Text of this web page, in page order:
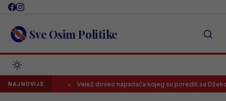
Skip
content Sve Osim Politike
NAJNOVIJE Velež doveo napadača kojeg su poredili sa Džekom